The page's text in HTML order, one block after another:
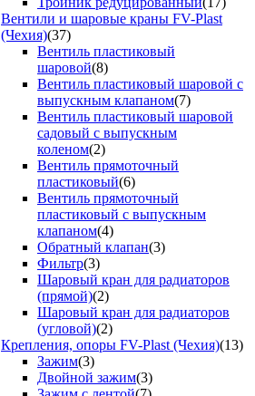
Вентили и шаровые краны FV-Plast
(Чехия)(37)
Вентиль пластиковый
шаровой(8)
Вентиль пластиковый шаровой с
выпускным клапаном(7)
Вентиль пластиковый шаровой
садовый с выпускным
коленом(2)
Вентиль прямоточный
пластиковый(6)
Вентиль прямоточный
пластиковый с выпускным
клапаном(4)
Обратный клапан(3)
Фильтр(3)
Шаровый кран для радиаторов
(прямой)(2)
Шаровый кран для радиаторов
(угловой)(2)
Крепления, опоры FV-Plast (Чехия)(13)
Зажим(3)
Двойной зажим(3)